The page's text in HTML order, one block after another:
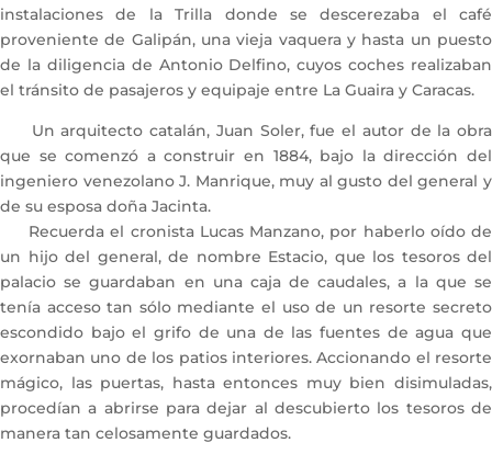
instalaciones de la Trilla donde se descerezaba el café
proveniente de Galipán, una vieja vaquera y hasta un puesto
de la diligencia de Antonio Delfino, cuyos coches realizaban
el tránsito de pasajeros y equipaje entre La Guaira y Caracas.
Un arquitecto catalán, Juan Soler, fue el autor de la obra
que se comenzó a construir en 1884, bajo la dirección del
ingeniero venezolano J. Manrique, muy al gusto del general y
de su esposa doña Jacinta.
Recuerda el cronista Lucas Manzano, por haberlo oído de
un hijo del general, de nombre Estacio, que los tesoros del
palacio se guardaban en una caja de caudales, a la que se
tenía acceso tan sólo mediante el uso de un resorte secreto
escondido bajo el grifo de una de las fuentes de agua que
exornaban uno de los patios interiores. Accionando el resorte
mágico, las puertas, hasta entonces muy bien disimuladas,
procedían a abrirse para dejar al descubierto los tesoros de
manera tan celosamente guardados.